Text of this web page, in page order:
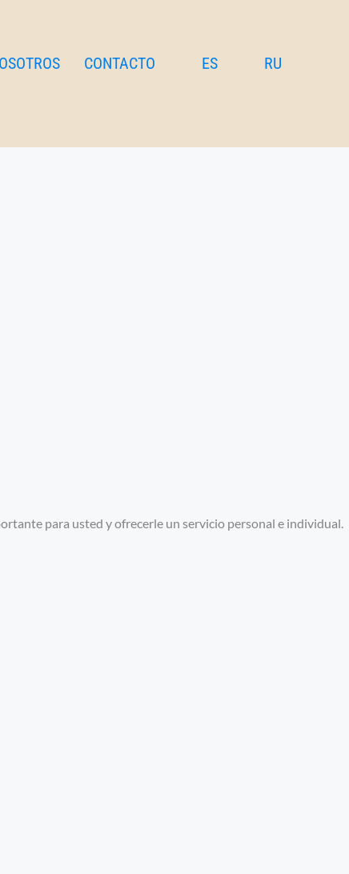
CONTACTO ES
RU
para usted y ofrecerle un servicio personal e individual.